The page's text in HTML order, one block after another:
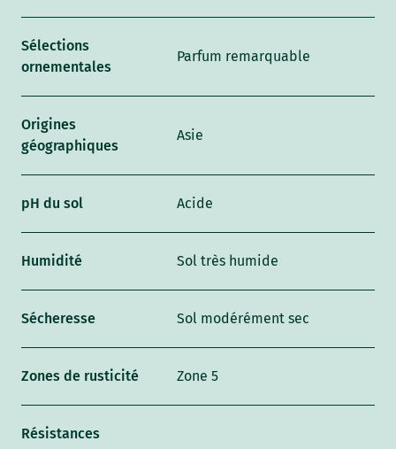
Sélections
ornementales
Parfum remarquable
Origines
géographiques
Asie
pH du sol Acide
Humidité Sol très humide
Sécheresse Sol modérément sec
Zones de rusticité Zone 5
Résistances